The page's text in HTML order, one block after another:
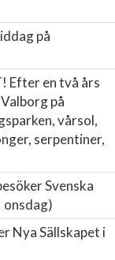
på
Efter en två års
på
vårsol,
serpentiner,
Svenska
onsdag)
Nya Sällskapet i